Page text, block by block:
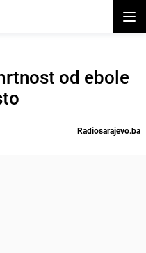
od ebole
Radiosarajevo.ba